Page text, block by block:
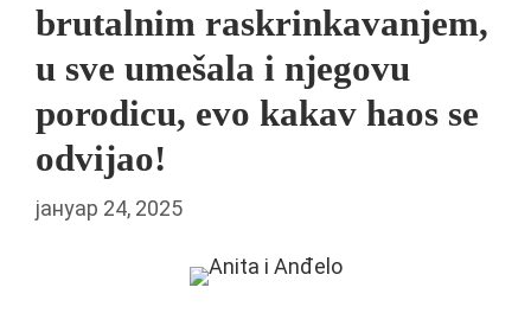
brutalnim raskrinkavanjem,
u sve umešala i njegovu
porodicu, evo kakav haos se
odvijao!
јануар 24, 2025